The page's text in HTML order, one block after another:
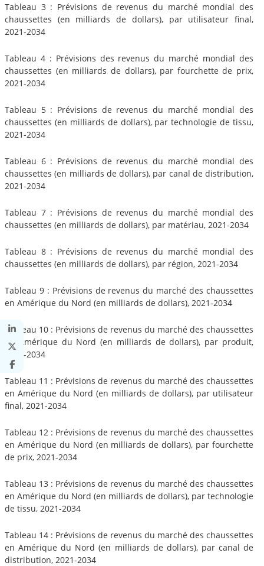
Tableau 3 : Prévisions de revenus du marché mondial des
chaussettes (en milliards de dollars), par utilisateur final,
2021-2034
Tableau 4 : Prévisions des revenus du marché mondial des
chaussettes (en milliards de dollars), par fourchette de prix,
2021-2034
Tableau 5 : Prévisions de revenus du marché mondial des
chaussettes (en milliards de dollars), par technologie de tissu,
2021-2034
Tableau 6 : Prévisions de revenus du marché mondial des
chaussettes (en milliards de dollars), par canal de distribution,
2021-2034
Tableau 7 : Prévisions de revenus du marché mondial des
chaussettes (en milliards de dollars), par matériau, 2021-2034
Tableau 8 : Prévisions de revenus du marché mondial des
chaussettes (en milliards de dollars), par région, 2021-2034
Tableau 9 : Prévisions de revenus du marché des chaussettes
en Amérique du Nord (en milliards de dollars), 2021-2034
Tableau 10 : Prévisions de revenus du marché des chaussettes
en Amérique du Nord (en milliards de dollars), par produit,
2021-2034
Tableau 11 : Prévisions de revenus du marché des chaussettes
en Amérique du Nord (en milliards de dollars), par utilisateur
final, 2021-2034
Tableau 12 : Prévisions de revenus du marché des chaussettes
en Amérique du Nord (en milliards de dollars), par fourchette
de prix, 2021-2034
Tableau 13 : Prévisions de revenus du marché des chaussettes
en Amérique du Nord (en milliards de dollars), par technologie
de tissu, 2021-2034
Tableau 14 : Prévisions de revenus du marché des chaussettes
en Amérique du Nord (en milliards de dollars), par canal de
distribution, 2021-2034